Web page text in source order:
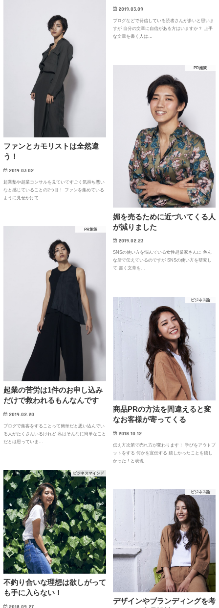
2019.03.09
ブログなどで発信している読者さんが多いと思いま
すが 自分の文章に自信がある方はいますか？ 上手
な文章を書く人は…
ファンとカモリストは全然違
う！
2019.03.02
起業塾や起業コンサルを見ていてすごく気持ち悪い
なと感じていることの2つ目！ ファンを集めている
ように見せかけて…
PR施策
媚を売るために近づいてくる人
が減りました
2019.02.23
SNSの使い方を悩んでいる女性起業家さんに 色ん
な所で伝えているのですが SNSの使い方を研究し
て 書く文章を…
PR施策
起業の苦労は1件のお申し込み
だけで救われるもんなんです
2019.02.20
ブログで集客をすることって簡単だと思い込んでい
る人がたくさんいるけれど 私はそんなに簡単なこと
だとは思っていま…
ビジネス論
商品PRの方法を間違えると変
なお客様が寄ってくる
2018.10.12
伝え方次第で売れ方が変わります！ 学びをアウトプ
ットをする 何かを宣伝する 嬉しかったことを嬉し
かった！と表現…
ビジネスマインド
不釣り合いな理想は欲しがって
も手に入らない！
2018.09.27
ビジネス論
デザインやブランディングを考